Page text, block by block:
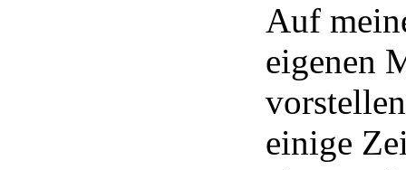
Auf
eigenen
einige